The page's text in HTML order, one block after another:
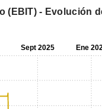
(EBIT) - Evolución